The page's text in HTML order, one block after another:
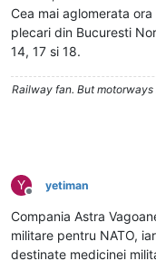
Cea mai aglomerata
plecari din Bucuresti
14, 17 si 18.
Railway fan. But
Y
Deconectat
yetiman
Compania Astra
militare pentru NATO,
destinate medicinei